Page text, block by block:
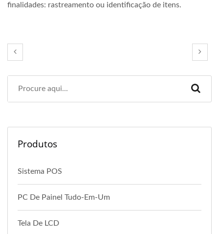
finalidades: rastreamento ou identificação de itens.
Produtos
Sistema POS
PC De Painel Tudo-Em-Um
Tela De LCD